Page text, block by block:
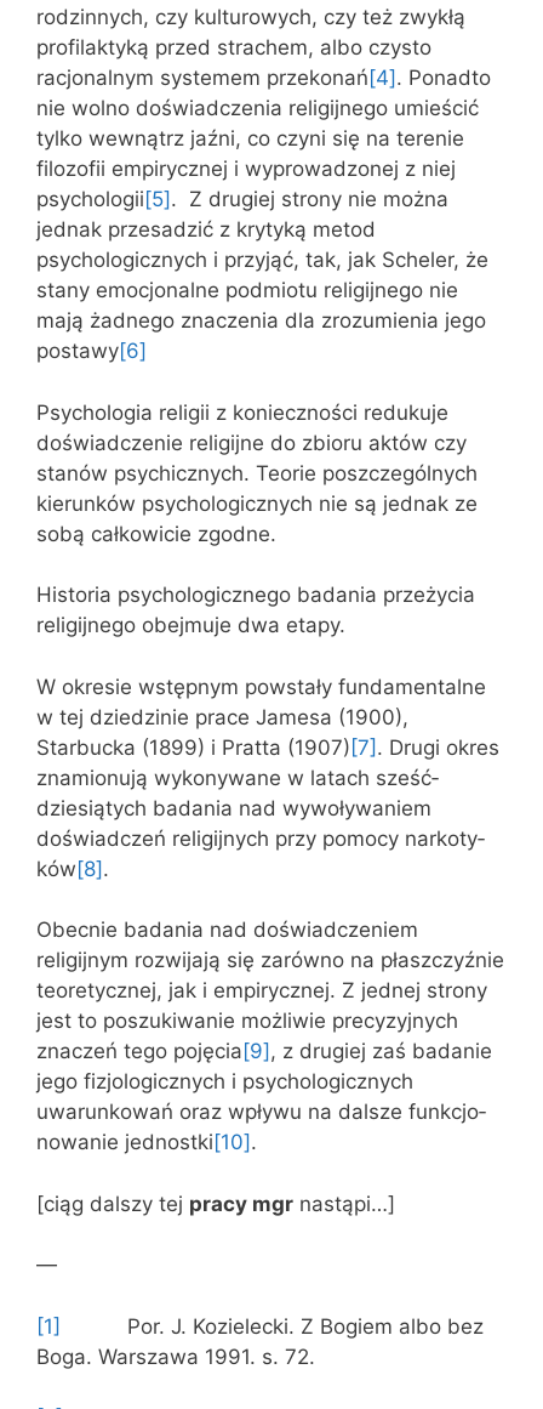
rodzinnych, czy kulturowych, czy też zwykłą
profilaktyką przed strachem, albo czysto
racjonalnym systemem przekonań [4] . Ponadto
nie wolno doświadczenia religijnego umieścić
tylko wewnątrz jaźni, co czyni się na terenie
filozofii empirycznej i wyprowadzonej z niej
psychologii [5] . Z drugiej strony nie można
jednak przesadzić z krytyką metod
psychologicznych i przyjąć, tak, jak Scheler, że
stany emocjonalne podmiotu religijnego nie
mają żadnego znaczenia dla zrozumienia jego
postawy[6]
Psychologia religii z konieczności redukuje
doświadczenie religijne do zbioru aktów czy
stanów psychicznych. Teorie poszczegól­nych
kierunków psychologicznych nie są jednak ze
sobą całkowicie zgodne.
Historia psychologicznego badania przeżycia
religijnego obejmuje dwa etapy.
W okresie wstępnym powstały fundamentalne
w tej dziedzinie prace Jamesa (1900),
Starbucka (1899) i Pratta (1907) [7] . Drugi okres
znamionują wykonywane w latach sześć­
dziesiątych badania nad wywoływaniem
doświadczeń religijnych przy pomocy narkoty­
ków[8].
Obecnie badania nad doświadczeniem
religijnym rozwijają się zarówno na płaszczyźnie
teoretycznej, jak i empirycznej. Z jednej strony
jest to poszukiwanie możliwie precyzyjnych
znaczeń tego pojęcia [9] , z drugiej zaś badanie
jego fizjologicznych i psychologicznych
uwarunkowań oraz wpływu na dalsze funkcjo­
nowanie jednostki [10] .
[ciąg dalszy tej pracy mgr nastąpi…]
—
[1]
Por. J. Kozielecki. Z Bogiem albo bez
Boga. Warszawa 1991. s. 72.